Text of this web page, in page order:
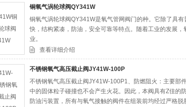
铜氧气涡轮球阀QY341W
铜氧气涡轮球阀QY341W是氧气管网阀门的种。它除了具
快，结构紧凑，防油，安全可靠等特点。随着工业的发展
业。
查看详细介绍
不锈钢氧气高压截止阀JY41W-100P
不锈钢氧气高压截止阀JY41W-100P1、防燃阻火：主要部
中的固体粒子碰撞也不会产生火花。因此，本阀具有Z佳的
防油污装置，所有与氧气接触的阀件在组装前均经过严格